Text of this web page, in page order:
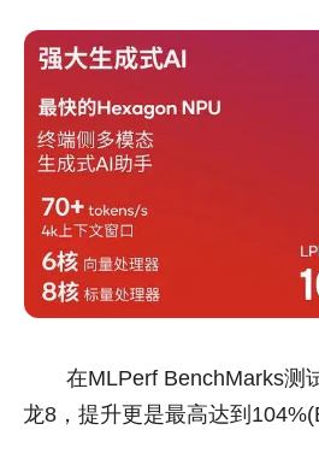
在MLPerf BenchMarks测
龙8，提升更是最高达到